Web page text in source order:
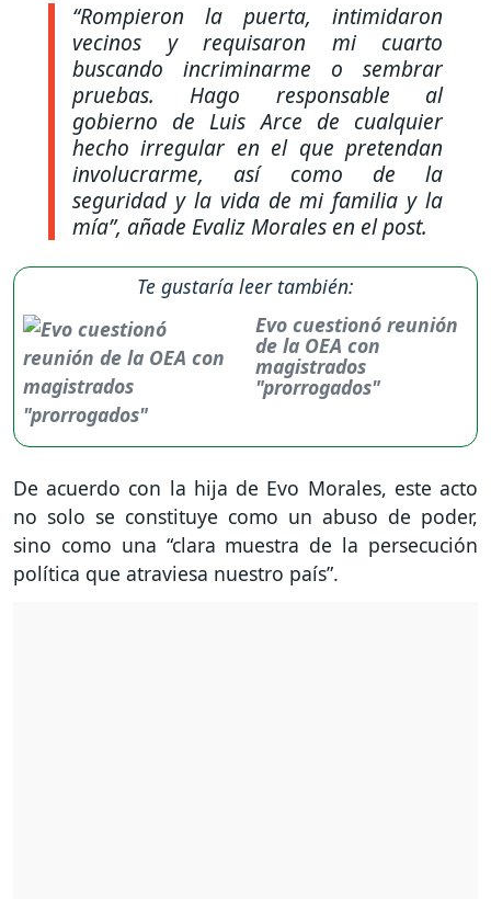
“Rompieron la puerta, intimidaron
vecinos y requisaron mi cuarto
buscando incriminarme o sembrar
pruebas. Hago responsable al
gobierno de Luis Arce de cualquier
hecho irregular en el que pretendan
involucrarme, así como de la
seguridad y la vida de mi familia y la
mía”, añade Evaliz Morales en el post.
Te gustaría leer también:
Evo cuestionó reunión
de la OEA con
magistrados
"prorrogados"
De acuerdo con la hija de Evo Morales, este acto
no solo se constituye como un abuso de poder,
sino como una “clara muestra de la persecución
política que atraviesa nuestro país”.